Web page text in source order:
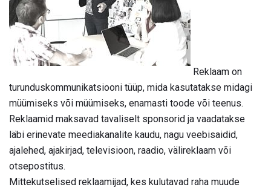
Reklaam on
turunduskommunikatsiooni tüüp, mida kasutatakse midagi
müümiseks või müümiseks, enamasti toode või teenus.
Reklaamid maksavad tavaliselt sponsorid ja vaadatakse
läbi erinevate meediakanalite kaudu, nagu veebisaidid,
ajalehed, ajakirjad, televisioon, raadio, välireklaam või
otsepostitus.
Mittekutselised reklaamijad, kes kulutavad raha muude